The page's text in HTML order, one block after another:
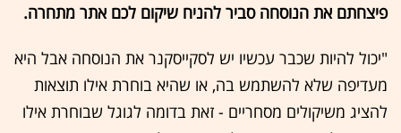
פיצחתם את הנוסחה סביר להניח שיקום לכם אתר מתחרה.
"יכול להיות שכבר עכשיו יש לסקייסקנר את הנוסחה אבל היא
מעדיפה שלא להשתמש בה, או שהיא בוחרת אילו תוצאות
להציג משיקולים מסחריים - זאת בדומה לגוגל שבוחרת אילו